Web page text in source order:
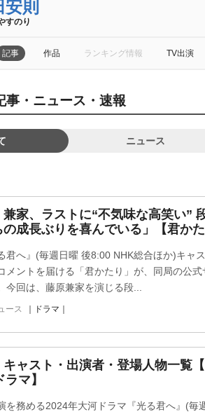
則
すのり
記事 作品 ランキング情報 TV出演
事・ニュース・速報
ニュース
兼家、ラストに“不気味な高笑い”
成長ぶりを喜んでいる」【君かた
君へ』(毎週日曜 後8:00 NHK総合ほか)キャ
メントを届ける「君かたり」が、同局の公式
今回は、藤原兼家を演じる段...
ース ｜ドラマ｜
キャスト・出演者・登場人物一覧
マ】
を務める2024年大河ドラマ『光る君へ』(毎